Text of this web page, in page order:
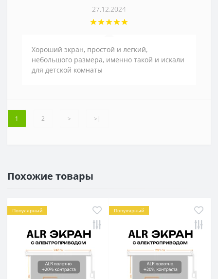
27.12.2024
Хороший экран, простой и легкий,
небольшого размера, именно такой и искали
для детской комнаты
1 2 > >|
Похожие товары
Популярный Популярный